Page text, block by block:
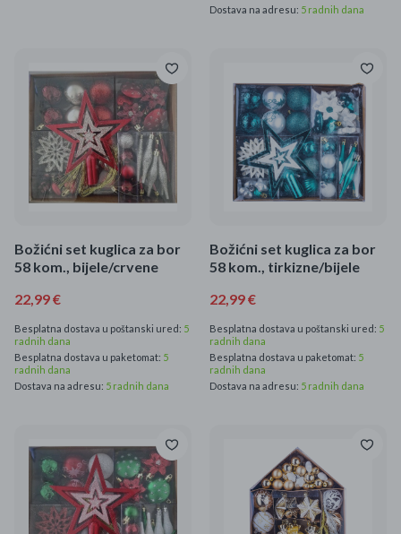
Dostava na adresu: 5 radnih dana
Božićni set kuglica za bor
58 kom., bijele/crvene
22,99 €
Besplatna dostava u poštanski ured: 5
radnih dana
Besplatna dostava u paketomat: 5
radnih dana
Dostava na adresu: 5 radnih dana
Božićni set kuglica za bor
58 kom., tirkizne/bijele
22,99 €
Besplatna dostava u poštanski ured: 5
radnih dana
Besplatna dostava u paketomat: 5
radnih dana
Dostava na adresu: 5 radnih dana